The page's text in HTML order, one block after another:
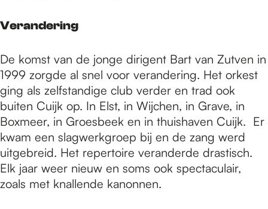
Verandering
De komst van de jonge dirigent Bart van Zutven in
1999 zorgde al snel voor verandering. Het orkest
ging als zelfstandige club verder en trad ook
buiten Cuijk op. In Elst, in Wijchen, in Grave, in
Boxmeer, in Groesbeek en in thuishaven Cuijk. Er
kwam een slagwerkgroep bij en de zang werd
uitgebreid. Het repertoire veranderde drastisch.
Elk jaar weer nieuw en soms ook spectaculair,
zoals met knallende kanonnen.